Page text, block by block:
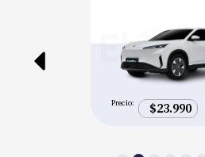
Precio: $23.990